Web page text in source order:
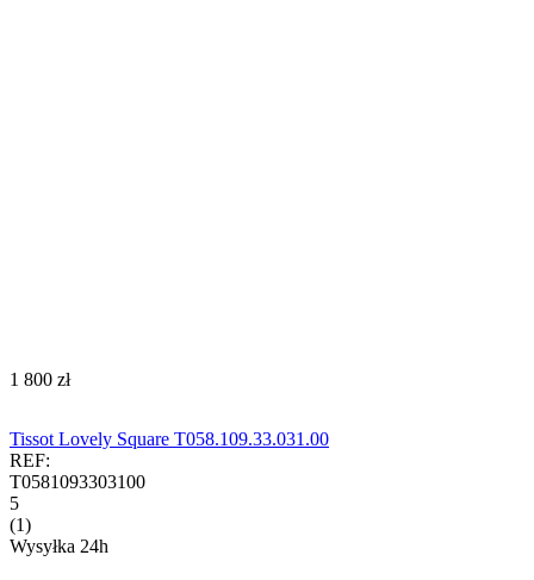
‍1 800‍ zł
Tissot Lovely Square T058.109.33.031.00
REF:
T0581093303100
5
(1)
Wysyłka 24h